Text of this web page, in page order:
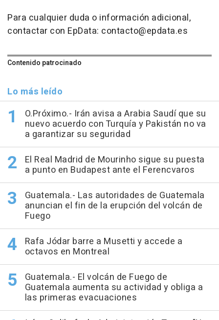
Para cualquier duda o información adicional,
contactar con EpData: contacto@epdata.es
Contenido patrocinado
Lo más leído
O.Próximo.- Irán avisa a Arabia Saudí que su
nuevo acuerdo con Turquía y Pakistán no va
a garantizar su seguridad
El Real Madrid de Mourinho sigue su puesta
a punto en Budapest ante el Ferencvaros
Guatemala.- Las autoridades de Guatemala
anuncian el fin de la erupción del volcán de
Fuego
Rafa Jódar barre a Musetti y accede a
octavos en Montreal
Guatemala.- El volcán de Fuego de
Guatemala aumenta su actividad y obliga a
las primeras evacuaciones